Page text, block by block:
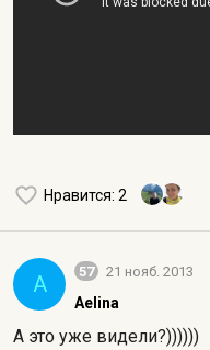
Нравится: 2
A 57 21 нояб. 2013
Aelina
А это уже видели?))))))